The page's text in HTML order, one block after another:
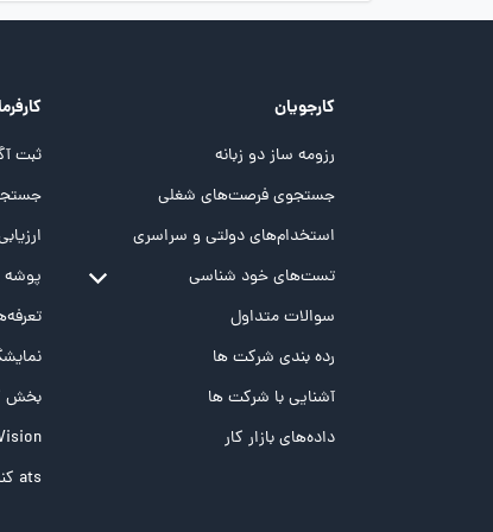
کارجویان
رزومه ساز دو زبانه
جستجوی فرصت‌های شغلی
استخدام‌های دولتی و سراسری
تست‌های خود شناسی
تست MBTI
تست تیپ سنجی شغلی Holland
تست NEO
تست هوش های چندگانه
سوالات متداول
رده بندی شرکت ها
آشنایی با شرکت ها
داده‌های بازار کار
ثبت
پوشه‌‌
بخش
ats کندو